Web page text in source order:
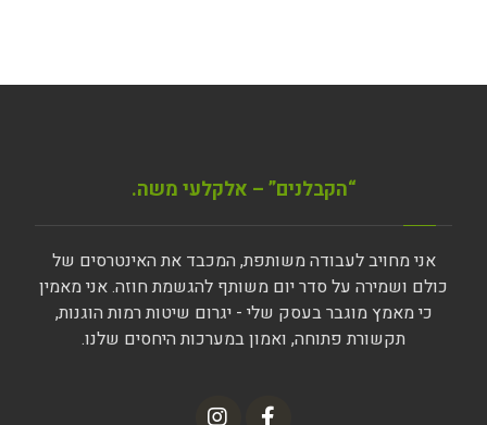
“הקבלנים” – אלקלעי משה.
אני מחויב לעבודה משותפת, המכבד את האינטרסים של
כולם ושמירה על סדר יום משותף להגשמת חוזה. אני מאמין
כי מאמץ מוגבר בעסק שלי - יגרום שיטות רמות הוגנות,
תקשורת פתוחה, ואמון במערכות היחסים שלנו.